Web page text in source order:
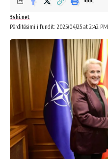
Përditësimi i fundit: 2025/04/25 at 2:42 PM
3shi.net